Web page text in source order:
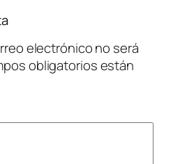
electrónico no será
obligatorios están